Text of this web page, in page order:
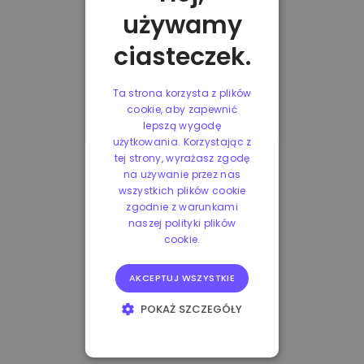
używamy
ciasteczek.
Ta strona korzysta z plików
cookie, aby zapewnić
lepszą wygodę
użytkowania. Korzystając z
tej strony, wyrażasz zgodę
na używanie przez nas
wszystkich plików cookie
zgodnie z warunkami
naszej polityki plików
cookie.
AKCEPTUJ WSZYSTKIE
POKAŻ SZCZEGÓŁY